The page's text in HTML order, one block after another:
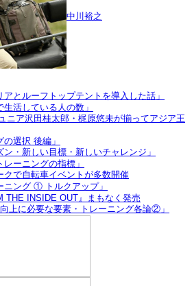
中川裕之
とルーフトップテントを導入した話」
活している人の数」
ニア沢田桂太郎・梶原悠未が揃ってアジア王
選択 後編」
・新しい目標・新しいチャレンジ」
ーニングの指標」
クで自転車イベントが多数開催
ニング ① トルクアップ」
THE INSIDE OUT』まもなく発売
上に必要な要素・トレーニング各論②」